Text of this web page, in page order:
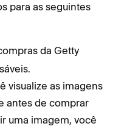
para as seguintes
da Getty
visualize as imagens
antes de comprar
uma imagem, você